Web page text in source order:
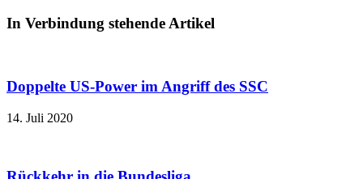
In Verbindung stehende Artikel
Doppelte US-Power im Angriff des SSC
14. Juli 2020